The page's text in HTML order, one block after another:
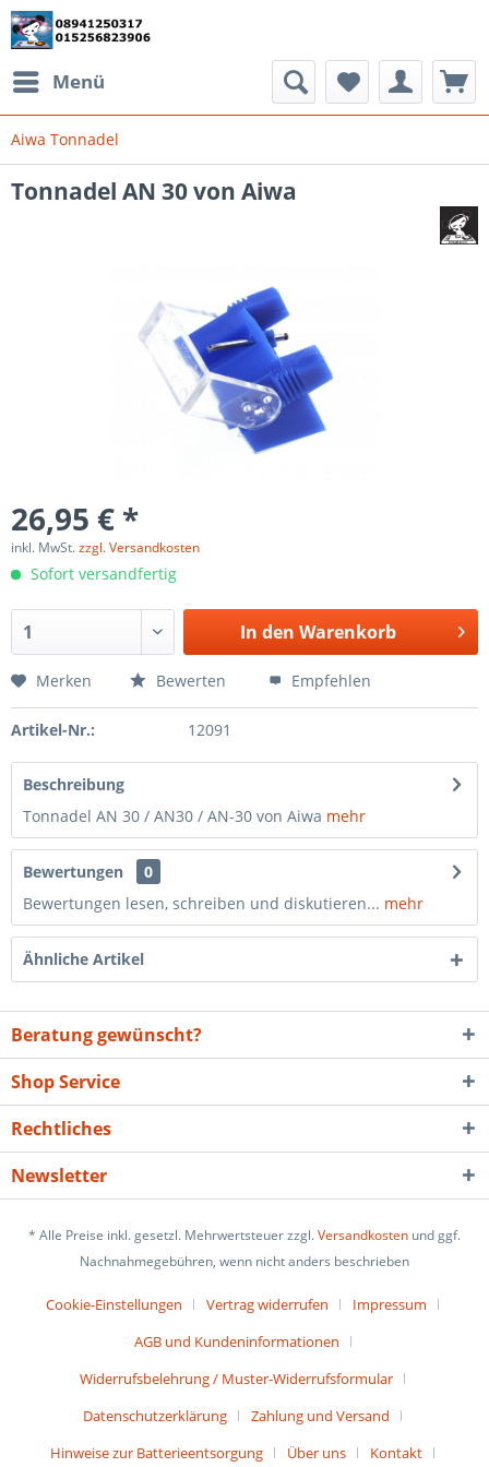
Menü
Aiwa Tonnadel
Tonnadel AN 30 von Aiwa
26,95 € *
inkl. MwSt.zzgl. Versandkosten
Sofort versandfertig
In den Warenkorb
Merken Bewerten Empfehlen
Artikel-Nr.: 12091
Beschreibung
Tonnadel AN 30 / AN30 / AN-30 von Aiwa mehr
Bewertungen
0
Bewertungen lesen, schreiben und diskutieren... mehr
Ähnliche Artikel
Beratung gewünscht?
Shop Service
Rechtliches
Newsletter
* Alle Preise inkl. gesetzl. Mehrwertsteuer zzgl.Versandkosten und ggf.
Nachnahmegebühren, wenn nicht anders beschrieben
Cookie-Einstellungen Vertrag widerrufen
Impressum
AGB und Kundeninformationen
Widerrufsbelehrung / Muster-Widerrufsformular
Datenschutzerklärung
Zahlung und Versand
Hinweise zur Batterieentsorgung
Über uns Kontakt